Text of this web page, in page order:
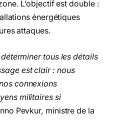
L’objectif est double :
énergétiques
attaques.
tous les détails
est clair : nous
connexions
militaires si
Pevkur, ministre de la